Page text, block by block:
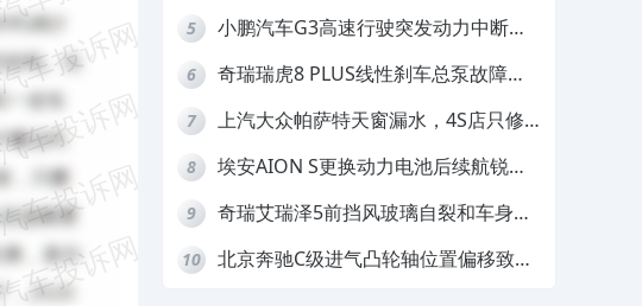
拒绝三电质保
5
小鹏汽车G3高速行驶突发动力中断，
6
奇瑞瑞虎8 PLUS线性刹车总泵故障，
7
上汽大众帕萨特天窗漏水，4S店只修
8
埃安AION S更换动力电池后续航锐
9
奇瑞艾瑞泽5前挡风玻璃自裂和车身多
10
北京奔驰C级进气凸轮轴位置偏移致发